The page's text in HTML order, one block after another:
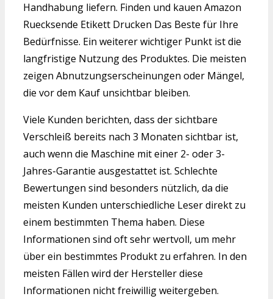
Handhabung liefern. Finden und kauen Amazon
Ruecksende Etikett Drucken Das Beste für Ihre
Bedürfnisse. Ein weiterer wichtiger Punkt ist die
langfristige Nutzung des Produktes. Die meisten
zeigen Abnutzungserscheinungen oder Mängel,
die vor dem Kauf unsichtbar bleiben.
Viele Kunden berichten, dass der sichtbare
Verschleiß bereits nach 3 Monaten sichtbar ist,
auch wenn die Maschine mit einer 2- oder 3-
Jahres-Garantie ausgestattet ist. Schlechte
Bewertungen sind besonders nützlich, da die
meisten Kunden unterschiedliche Leser direkt zu
einem bestimmten Thema haben. Diese
Informationen sind oft sehr wertvoll, um mehr
über ein bestimmtes Produkt zu erfahren. In den
meisten Fällen wird der Hersteller diese
Informationen nicht freiwillig weitergeben.